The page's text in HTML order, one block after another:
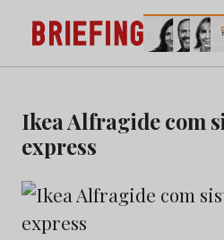
content
Briefing: Todas as notícias
Marketing e da Publicidade
Ikea Alfragide com
express